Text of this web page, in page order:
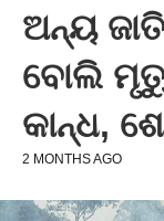
ଅନ୍ୟ
ବୋଲି
କାନ୍ଧ,
2 MONTHS AGO